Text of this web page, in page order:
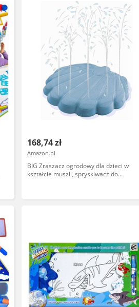
168,74 zł
Amazon.pl
BIG Zraszacz ogrodowy dla dzieci w
kształcie muszli, spryskiwacz do
działkę, na balkon, zabawka wodna dla